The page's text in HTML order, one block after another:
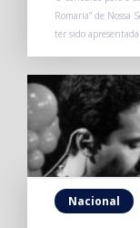
Romaria” de Nossa
ter sido
Nacional